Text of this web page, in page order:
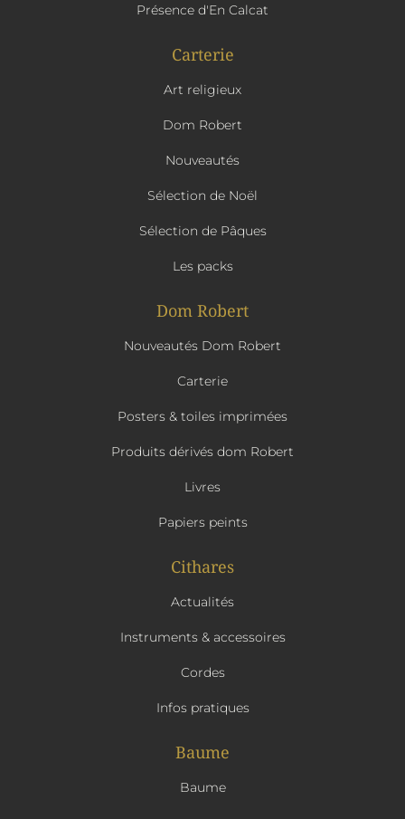
Présence d'En Calcat
Carterie
Art religieux
Dom Robert
Nouveautés
Sélection de Noël
Sélection de Pâques
Les packs
Dom Robert
Nouveautés Dom Robert
Carterie
Posters & toiles imprimées
Produits dérivés dom Robert
Livres
Papiers peints
Cithares
Actualités
Instruments & accessoires
Cordes
Infos pratiques
Baume
Baume